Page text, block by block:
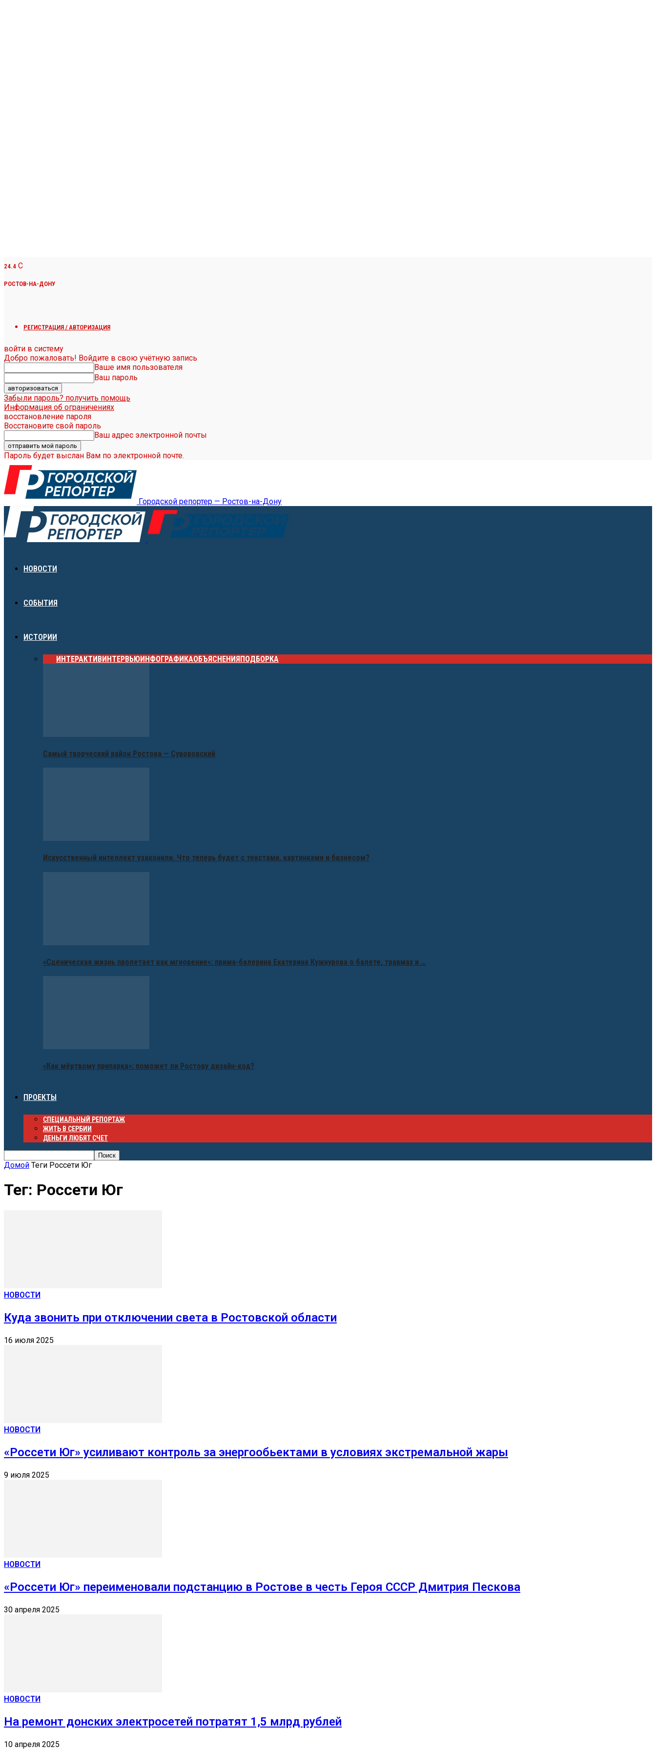
24.4 C
РОСТОВ-НА-ДОНУ
РЕГИСТРАЦИЯ / АВТОРИЗАЦИЯ
войти в систему
Добро пожаловать! Войдите в свою учётную запись
Ваше имя пользователя
Ваш пароль
Забыли пароль? получить помощь
Информация об ограничениях
восстановление пароля
Восстановите свой пароль
Ваш адрес электронной почты
Пароль будет выслан Вам по электронной почте.
Городской репортер — Ростов-на-Дону
НОВОСТИ
СОБЫТИЯ
ИСТОРИИ
ИНТЕРАКТИВИНТЕРВЬЮИНФОГРАФИКАОБЪЯСНЕНИЯПОДБОРКА
Самый творческий район Ростова — Суворовский
Искусственный интеллект узаконили. Что теперь будет с текстами, картинками и бизнесом?
«Сценическая жизнь пролетает как мгновение»: прима-балерина Екатерина Кужнурова о балете, травмах и …
«Как мёртвому припарка»: поможет ли Ростову дизайн-код?
ПРОЕКТЫ
СПЕЦИАЛЬНЫЙ РЕПОРТАЖ
ЖИТЬ В СЕРБИИ
ДЕНЬГИ ЛЮБЯТ СЧЕТ
Домой Теги Россети Юг
Тег: Россети Юг
НОВОСТИ
Куда звонить при отключении света в Ростовской области
16 июля 2025
НОВОСТИ
«Россети Юг» усиливают контроль за энергообьектами в условиях экстремальной жары
9 июля 2025
НОВОСТИ
«Россети Юг» переименовали подстанцию в Ростове в честь Героя СССР Дмитрия Пескова
30 апреля 2025
НОВОСТИ
На ремонт донских электросетей потратят 1,5 млрд рублей
10 апреля 2025